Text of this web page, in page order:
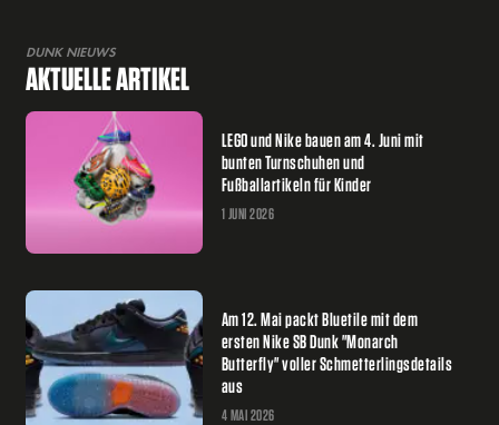
DUNK NIEUWS
AKTUELLE ARTIKEL
LEGO und Nike bauen am 4. Juni mit
bunten Turnschuhen und
Fußballartikeln für Kinder
1 JUNI 2026
Am 12. Mai packt Bluetile mit dem
ersten Nike SB Dunk "Monarch
Butterfly" voller Schmetterlingsdetails
aus
4 MAI 2026